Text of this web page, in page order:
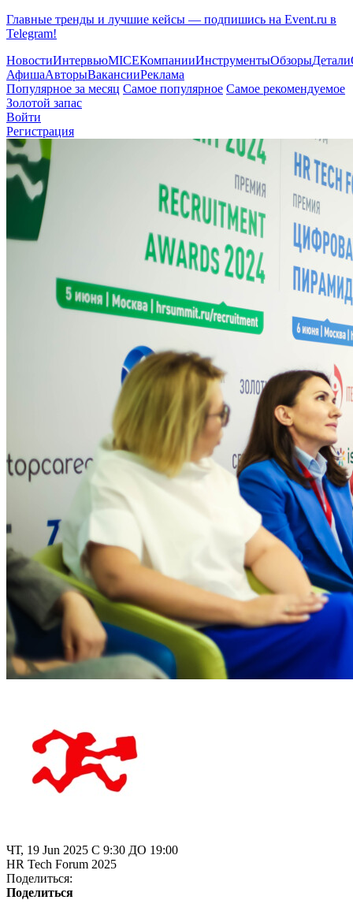
Главные тренды и лучшие кейсы — подпишись на Event.ru в
Telegram!
НовостиИнтервьюMICEКомпанииИнструментыОбзорыДетали
АфишаАвторыВакансииРеклама
Популярное за месяц Самое популярное Самое рекомендуемое
Золотой запас
Войти
Регистрация
ЧТ, 19 Jun 2025 С 9:30 ДО 19:00
HR Tech Forum 2025
Поделиться:
Поделиться